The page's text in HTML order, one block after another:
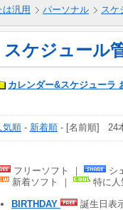
は汎用 パーソナル スケ
スケジュール
カレンダー&スケジューラ
気順 - 新着順 - [名前順] 24
フリーソフト ｜ シ
新着ソフト ｜
特に人
BIRTHDAY 誕生日表